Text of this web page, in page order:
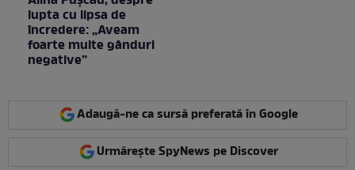
lupta cu lipsa de
încredere: „Aveam
foarte multe gânduri
negative”
Adaugă-ne ca sursă preferată în Google
Urmărește SpyNews pe Discover